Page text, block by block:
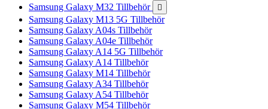
Samsung Galaxy M32 Tillbehör

Samsung Galaxy M13 5G Tillbehör
Samsung Galaxy A04s Tillbehör
Samsung Galaxy A04e Tillbehör
Samsung Galaxy A14 5G Tillbehör
Samsung Galaxy A14 Tillbehör
Samsung Galaxy M14 Tillbehör
Samsung Galaxy A34 Tillbehör
Samsung Galaxy A54 Tillbehör
Samsung Galaxy M54 Tillbehör